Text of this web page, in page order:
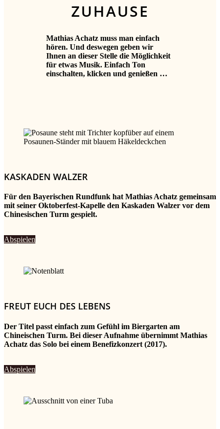
ZUHAUSE
Mathias Achatz muss man einfach
hören. Und deswegen geben wir
Ihnen an dieser Stelle die Möglichkeit
für etwas Musik. Einfach Ton
einschalten, klicken und genießen …
KASKADEN WALZER
Für den Bayerischen Rundfunk hat Mathias Achatz gemeinsam
mit seiner Oktoberfest-Kapelle den Kaskaden Walzer vor dem
Chinesischen Turm gespielt.
Abspielen
FREUT EUCH DES LEBENS
Der Titel passt einfach zum Gefühl im Biergarten am
Chineischen Turm. Bei dieser Aufnahme übernimmt Mathias
Achatz das Solo bei einem Benefizkonzert (2017).
Abspielen